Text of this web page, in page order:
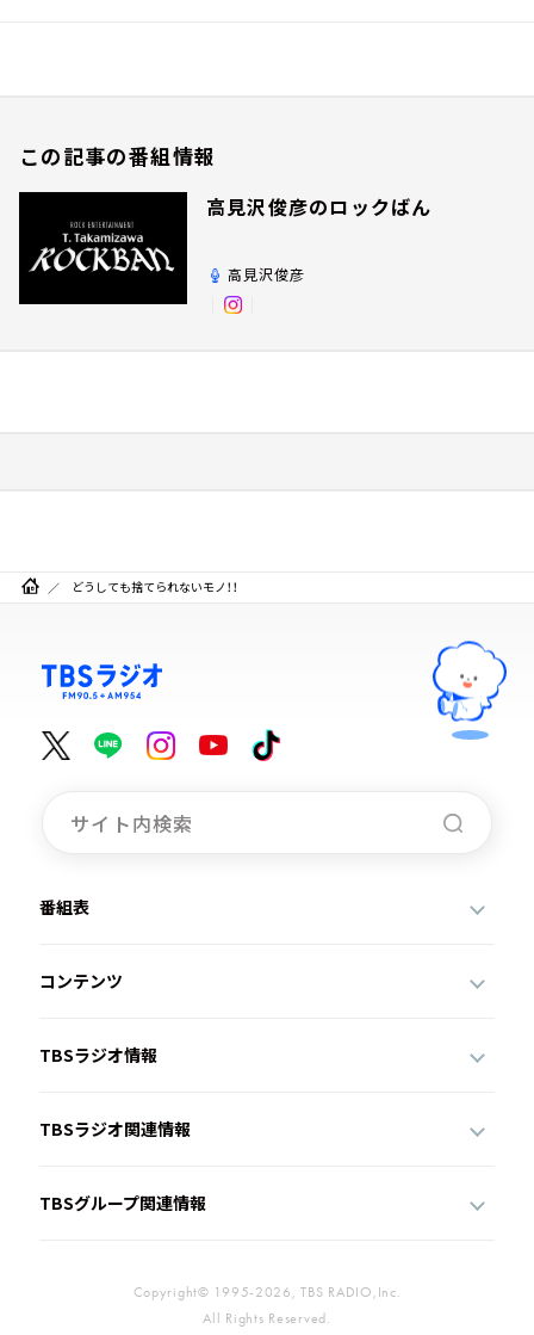
この記事の番組情報
高見沢俊彦のロックばん
高見沢俊彦
どうしても捨てられないモノ！！
番組表
コンテンツ
TBSラジオ情報
TBSラジオ関連情報
TBSグループ関連情報
Copyright© 1995-2026, TBS RADIO,Inc.
All Rights Reserved.